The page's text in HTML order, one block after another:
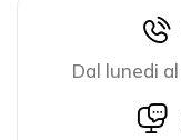
Dal lunedi